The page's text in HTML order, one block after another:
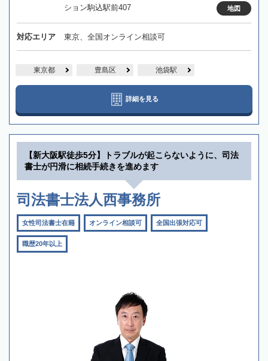
ション駒込駅前407
地図
対応エリア 東京、全国オンライン相談可
東京都 豊島区 池袋駅
詳細を見る
【新大阪駅徒歩5分】トラブルが起こらないように、司法
書士が円滑に相続手続きを進めます
司法書士法人西事務所
女性司法書士在籍 オンライン相談可 全国出張対応可
職歴20年以上